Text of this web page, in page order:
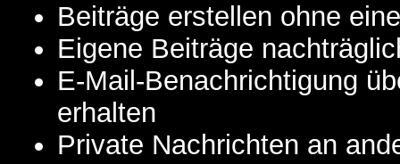
Beiträge erstellen ohne
Eigene Beiträge
E-Mail-Benachrichtigung
erhalten
Private Nachrichten an